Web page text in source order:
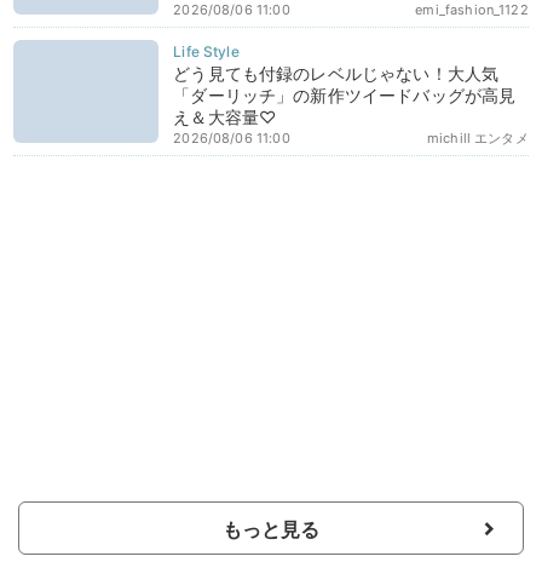
emi_fashion_1122
2026/08/06 11:00
どう見ても付録のレベルじゃない！大人気
「ダーリッチ」の新作ツイードバッグが高見
え＆大容量♡
michill エンタメ
2026/08/06 11:00
もっと見る